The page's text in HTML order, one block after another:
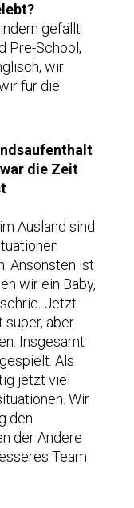
gefällt
Pre-School,
wir
für die
die Zeit
Ausland sind
Ansonsten ist
wir ein Baby,
Jetzt
super, aber
Insgesamt
Als
jetzt viel
Wir
den
der Andere
Team